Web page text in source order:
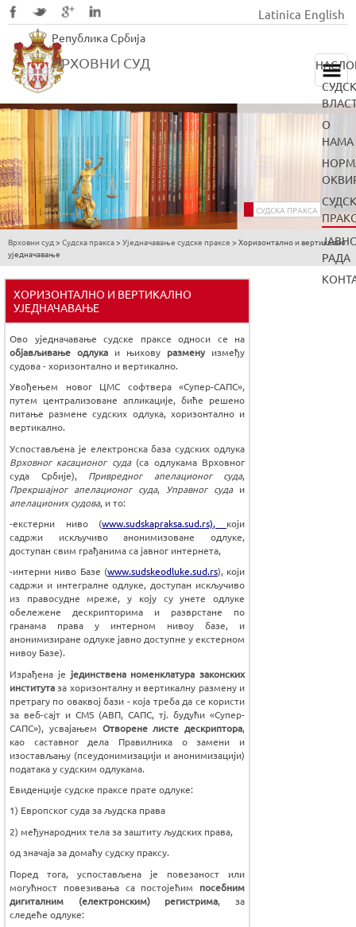
to
main
Република Србија
ВРХОВНИ СУД
Latinica English
О
НАМА
РАДА
СУДСКА ПРАКСА
You
here
Врховни суд > Судска пракса> Уједначавање судске праксе > Хоризонтално и вертикално
уједначавање
ХОРИЗОНТАЛНО И ВЕРТИКАЛНО
УЈЕДНАЧАВАЊЕ
Ово уједначавање судске праксе односи се на
објављивање одлука и њихову размену између
судова - хоризонтално и вертикално.
Увођењем новог ЦМС софтвера «Супер-САПС»,
путем централизоване апликације, биће решено
питање размене судских одлука, хоризонтално и
вертикално.
Успостављена је електронска база судских одлука
Врховног касационог суда(са одлукама Врховног
суда Србије), Привредног апелационог суда,
Прекршајног апелационог суда, Управног судаи
апелационих судова, и то:
-екстерни ниво (www.sudskapraksa.sud.rs), који
садржи искључиво анонимизоване одлуке,
доступан свим грађанима са јавног интернета,
-интерни ниво Базе (www.sudskeodluke.sud.rs), који
садржи и интегралне одлуке, доступан искључиво
из правосудне мреже, у коју су унете одлуке
обележене дескрипторима и разврстане по
гранама права у интерном нивоу базе, и
анонимизиране одлуке јавно доступне у екстерном
нивоу Базе).
Израђена је јединствена номенклатура законских
институтаза хоризонталну и вертикалну размену и
претрагу по оваквој бази - која треба да се користи
за вeб-сајт и CMS (АВП, САПС, тј. будући «Супер-
САПС»), усвајањем Отворене листе дескриптора,
као саставног дела Правилника о замени и
изостављању (псеудонимизацији и анонимизацији)
података у судским одлукама.
Евиденције судске праксе прате одлуке:
1) Европског суда за људска права
2) међународних тела за заштиту људских права,
од значаја за домаћу судску праксу.
Поред тога, успостављена је повезаност или
могућност повезивања са постојећим посебним
дигиталним (електронским) регистрима, за
следеће одлуке: